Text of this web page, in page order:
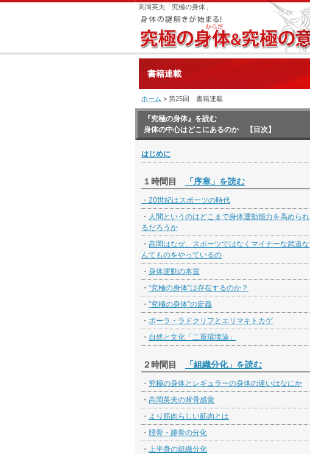
高岡英夫「究極の身体」
書籍連載
ホーム > 第25回 書籍連載
『究極の身体』を読む
身体の中心はどこにあるのか 【目次】
はじめに
１時間目 「序章」を読む
・ 20世紀はスポーツの時代
・ 人間というのはどこまで身体運動能力を高められ
るだろうか
・ 高岡はなぜ、スポーツではなくマイナーな武道な
んてものをやっているの
・ 身体運動の本質
・ ”究極の身体”は存在するのか？
・ ”究極の身体”の定義
・ ポーラ・ラドクリフとエリマキトカゲ
・ 自然と文化「二重環境論」
２時間目 「組織分化」を読む
・ 究極の身体とレギュラーの身体の違いはなにか
・ 高岡英夫の背骨感覚
・ より筋肉らしい筋肉とは
・ 脛骨・腓骨の分化
・ 上半身の組織分化